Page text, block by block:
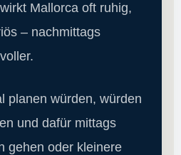
Mallorca oft ruhig,
– nachmittags
planen würden, würden
und dafür mittags
gehen oder kleinere